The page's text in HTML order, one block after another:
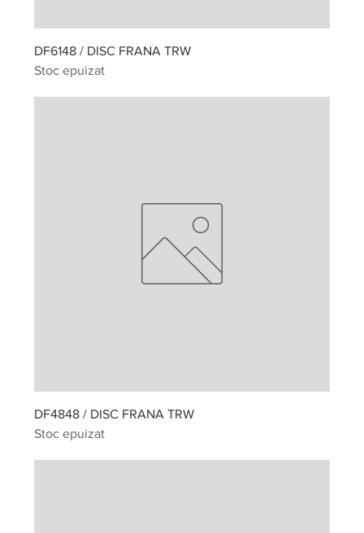
DF6148 / DISC FRANA TRW
Stoc epuizat
DF4848 / DISC FRANA TRW
Stoc epuizat